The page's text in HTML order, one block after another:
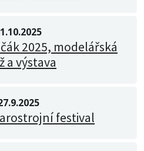
2025, modelářská
a výstava
festival